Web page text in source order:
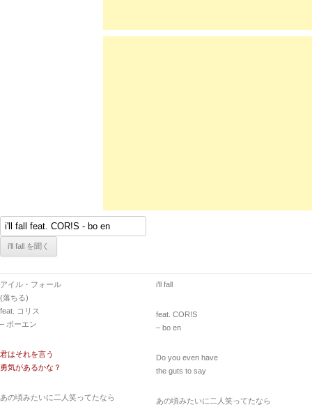
アイル・フォール
(落ちる)
feat. コリス
– ボーエン
君はそれを言う
勇気があるかな？
あの頃みたいに二人笑ってたなら
i’ll fall
feat. COR!S
– bo en
Do you even have
the guts to say
あの頃みたいに二人笑ってたなら